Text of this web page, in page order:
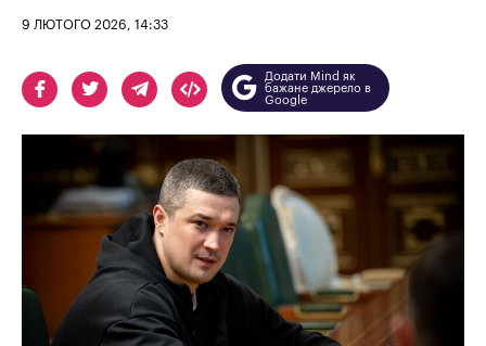
9 ЛЮТОГО 2026, 14:33
Додати Mind як
бажане джерело в
Google